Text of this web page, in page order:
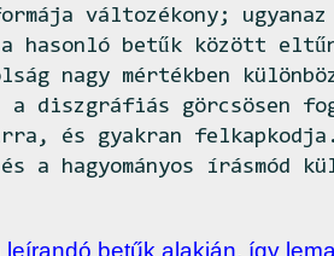
változékony;
hasonló betűk között
nagy mértékben
diszgráfiás görcsösen
és gyakran
a hagyományos írásmód
betűk alakján, így